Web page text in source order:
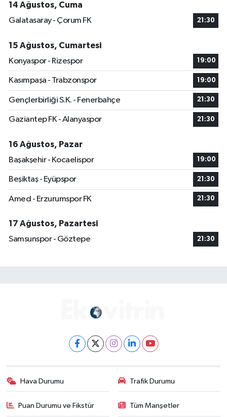
14 Ağustos, Cuma
Galatasaray - Çorum FK
21:30
15 Ağustos, Cumartesi
Konyaspor - Rizespor
19:00
Kasımpaşa - Trabzonspor 19:00
Gençlerbirliği S.K. - Fenerbahçe 21:30
Gaziantep FK - Alanyaspor 21:30
16 Ağustos, Pazar
Başakşehir - Kocaelispor
19:00
Beşiktaş - Eyüpspor 21:30
Amed - Erzurumspor FK 21:30
17 Ağustos, Pazartesi
Samsunspor - Göztepe
21:30
Hava Durumu Trafik Durumu
Puan Durumu ve Fikstür Tüm Manşetler